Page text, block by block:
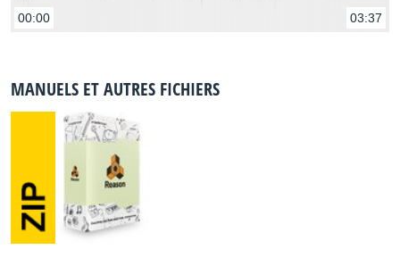
00:00 03:37
MANUELS ET AUTRES FICHIERS